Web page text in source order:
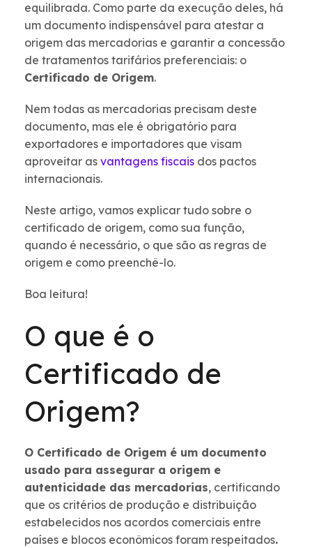
equilibrada. Como parte da execução deles, há
um documento indispensável para atestar a
origem das mercadorias e garantir a concessão
de tratamentos tarifários preferenciais: o
Certificado de Origem.
Nem todas as mercadorias precisam deste
documento, mas ele é obrigatório para
exportadores e importadores que visam
aproveitar as vantagens fiscais dos pactos
internacionais.
Neste artigo, vamos explicar tudo sobre o
certificado de origem, como sua função,
quando é necessário, o que são as regras de
origem e como preenchê-lo.
Boa leitura!
O que é o
Certificado de
Origem?
O Certificado de Origem é um documento
usado para assegurar a origem e
autenticidade das mercadorias, certificando
que os critérios de produção e distribuição
estabelecidos nos acordos comerciais entre
países e blocos econômicos foram respeitados.